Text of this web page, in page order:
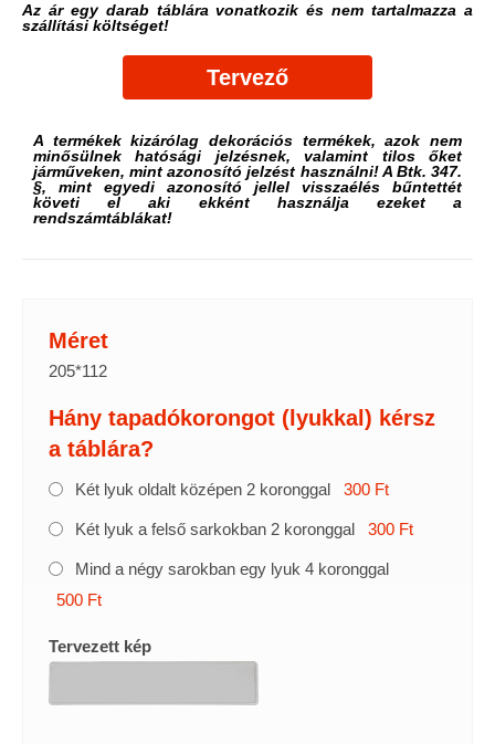
Az ár egy darab táblára vonatkozik és nem tartalmazza a
szállítási költséget!
Tervező
A termékek kizárólag dekorációs termékek, azok nem
minősülnek hatósági jelzésnek, valamint tilos őket
járműveken, mint azonosító jelzést használni! A Btk. 347.
§, mint egyedi azonosító jellel visszaélés bűntettét
követi el aki ekként használja ezeket a
rendszámtáblákat!
Méret
205*112
Hány tapadókorongot (lyukkal) kérsz
a táblára?
Két lyuk oldalt középen 2 koronggal 300 Ft
Két lyuk a felső sarkokban 2 koronggal 300 Ft
Mind a négy sarokban egy lyuk 4 koronggal
500 Ft
Tervezett kép